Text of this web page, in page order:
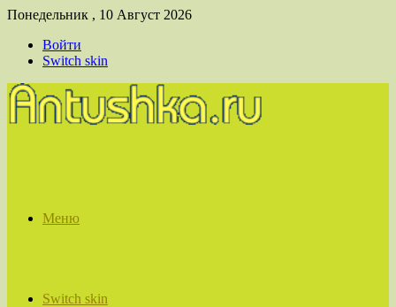
Понедельник , 10 Август 2026
Войти
Switch skin
Меню
Switch skin